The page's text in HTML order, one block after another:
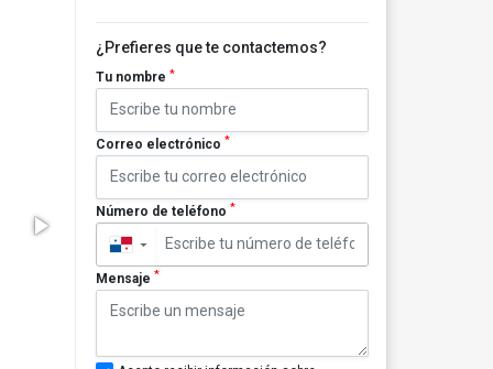
¿Prefieres que te contactemos?
Tu nombre *
Correo electrónico *
Número de teléfono *
▼
Mensaje *